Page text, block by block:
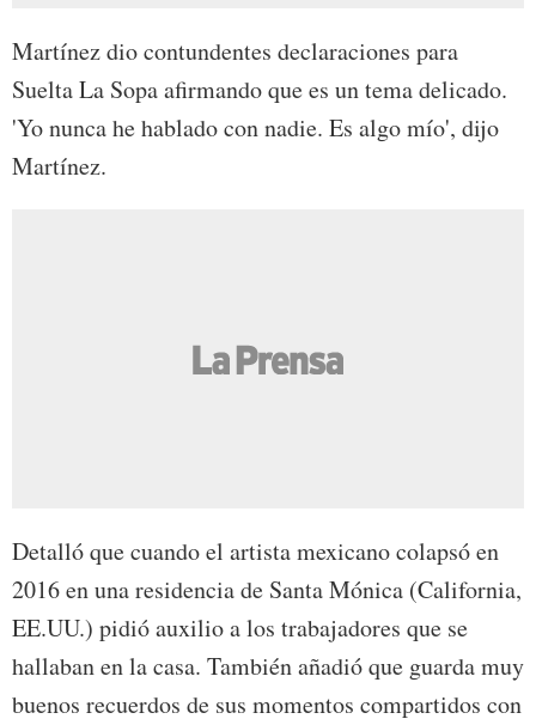
Martínez dio contundentes declaraciones para
Suelta La Sopa afirmando que es un tema delicado.
'Yo nunca he hablado con nadie. Es algo mío', dijo
Martínez.
Detalló que cuando el artista mexicano colapsó en
2016 en una residencia de Santa Mónica (California,
EE.UU.) pidió auxilio a los trabajadores que se
hallaban en la casa. También añadió que guarda muy
buenos recuerdos de sus momentos compartidos con